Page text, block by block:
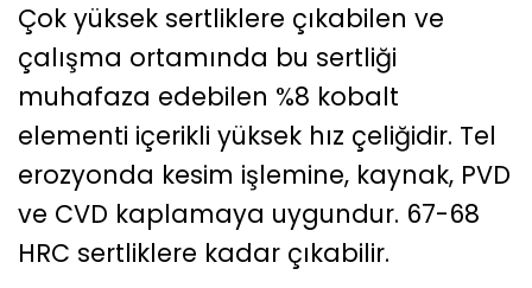
Çok yüksek sertliklere çıkabilen ve
çalışma ortamında bu sertliği
muhafaza edebilen %8 kobalt
elementi içerikli yüksek hız çeliğidir. Tel
erozyonda kesim işlemine, kaynak, PVD
ve CVD kaplamaya uygundur. 67-68
HRC sertliklere kadar çıkabilir.